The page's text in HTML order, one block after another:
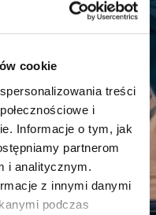
cookie
treści
i
Informacje o tym, jak
partnerom
i analitycznym.
z innymi danymi
podczas